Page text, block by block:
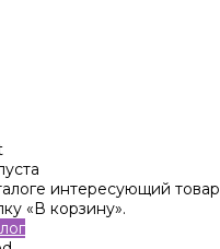
интересующий товар
«В корзину».